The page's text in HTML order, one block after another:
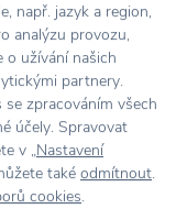
Post Box Clay
1 825 Kč
např. jazyk a region,
analýzu provozu,
o užívání našich
partnery.
se zpracováním všech
účely. Spravovat
v „Nastavení
také odmítnout.
cookies.